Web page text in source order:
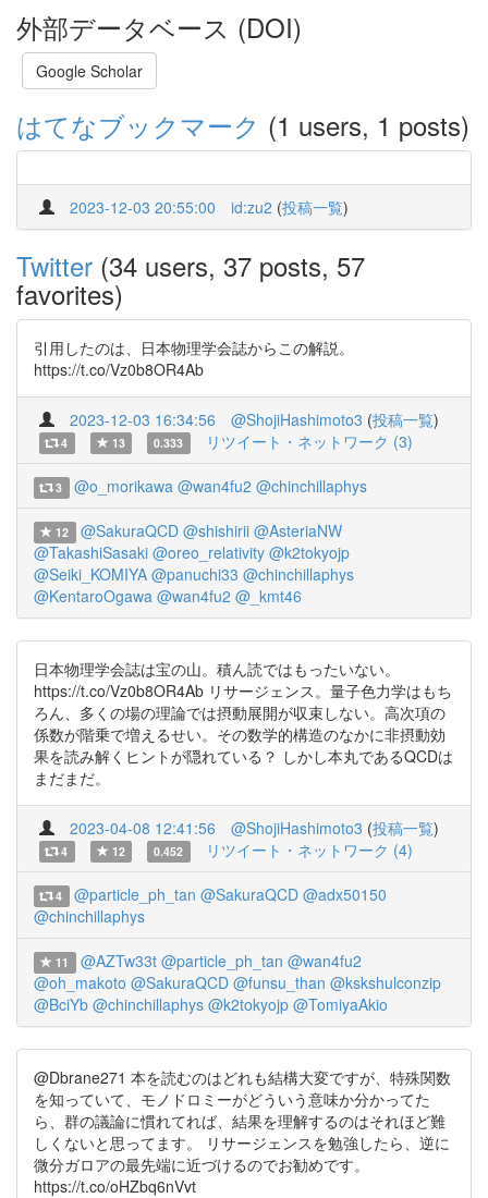
外部データベース (DOI)
Google Scholar
はてなブックマーク (1 users, 1 posts)
2023-12-03 20:55:00 id:zu2 (投稿一覧)
Twitter (34 users, 37 posts, 57
favorites)
引用したのは、日本物理学会誌からこの解説。
https://t.co/Vz0b8OR4Ab
2023-12-03 16:34:56 @ShojiHashimoto3 (投稿一覧)
4 13 0.333 リツイート・ネットワーク (3)
3 @o_morikawa @wan4fu2 @chinchillaphys
12 @SakuraQCD @shishirii @AsteriaNW
@TakashiSasaki @oreo_relativity @k2tokyojp
@Seiki_KOMIYA @panuchi33 @chinchillaphys
@KentaroOgawa @wan4fu2 @_kmt46
日本物理学会誌は宝の山。積ん読ではもったいない。
https://t.co/Vz0b8OR4Ab リサージェンス。量子色力学はもち
ろん、多くの場の理論では摂動展開が収束しない。高次項の
係数が階乗で増えるせい。その数学的構造のなかに非摂動効
果を読み解くヒントが隠れている？ しかし本丸であるQCDは
まだまだ。
2023-04-08 12:41:56 @ShojiHashimoto3 (投稿一覧)
4 12 0.452 リツイート・ネットワーク (4)
4 @particle_ph_tan @SakuraQCD @adx50150
@chinchillaphys
11 @AZTw33t @particle_ph_tan @wan4fu2
@oh_makoto @SakuraQCD @funsu_than @kskshulconzip
@BciYb @chinchillaphys @k2tokyojp @TomiyaAkio
@Dbrane271 本を読むのはどれも結構大変ですが、特殊関数
を知っていて、モノドロミーがどういう意味か分かってた
ら、群の議論に慣れてれば、結果を理解するのはそれほど難
しくないと思ってます。 リサージェンスを勉強したら、逆に
微分ガロアの最先端に近づけるのでお勧めです。
https://t.co/oHZbq6nVvt